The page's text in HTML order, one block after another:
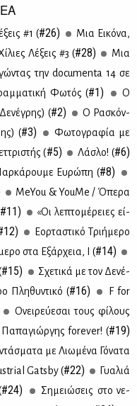
#1 (#26)
Μια Ει­κό­να,
Λέ­ξεις #3 (#28)
Μια
την documenta 14 σε
Φω­τός (#1)
Ο
(#2)
Ο Ρα­σκόν­
(#3)
Φω­το­γρα­φία με
(#5) Λά­σλο! (#6)
Ευ­ρώ­πη (#8)
MeYou & YouΜe / Όπε­ρα
#11)
«Οι λε­πτο­μέ­ρειες εί­
Εορ­τα­στι­κό Τρι­ή­με­ρο
στα Εξάρ­χεια, Ι (#14)
#15)
Σχε­τι­κά με τον Δε­νέ­
Πλη­θυ­ντι­κό (#16)
F for
Ονει­ρεύ­ε­σαι τους φί­λους
Πα­πα­γιώρ­γης forever! (#19)
με Λιω­μέ­να Γό­να­τα
Gatsby (#22)
Γυα­λιά
#24)
Ση­μειώ­σεις στο νε­